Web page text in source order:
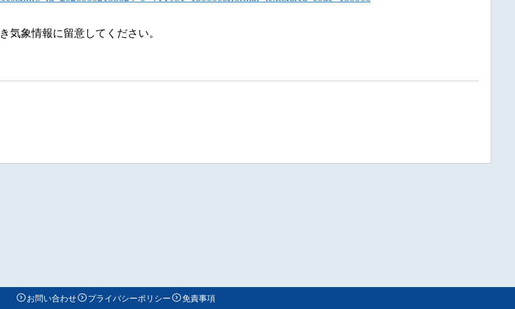
気象情報に留意してください。
お問い合わせ プライバシーポリシー 免責事項